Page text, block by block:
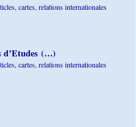
cartes, relations internationales
d’Etudes (…)
cartes, relations internationales